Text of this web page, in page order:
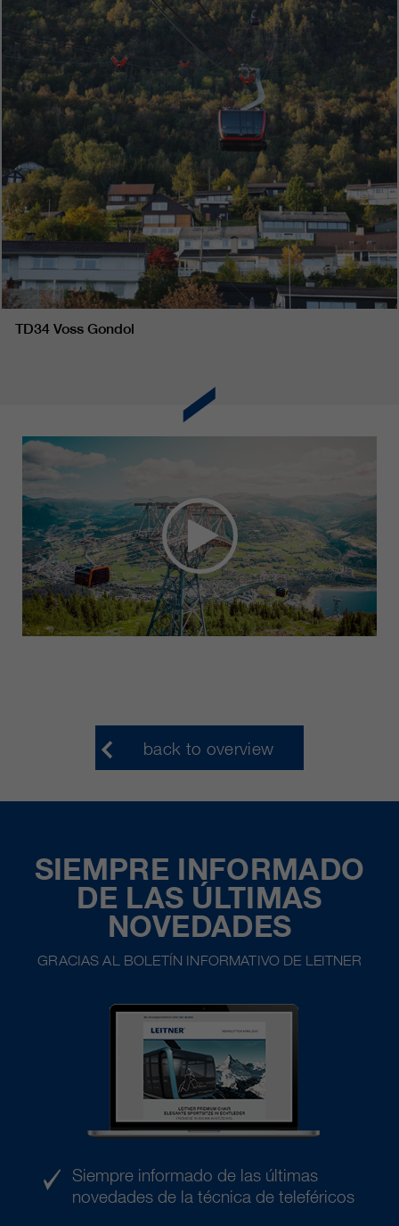
TD34 Voss Gondol
back to overview
SIEMPRE INFORMADO
DE LAS ÚLTIMAS
NOVEDADES
GRACIAS AL BOLETÍN INFORMATIVO DE LEITNER
Siempre informado de las últimas
novedades de la técnica de teleféricos